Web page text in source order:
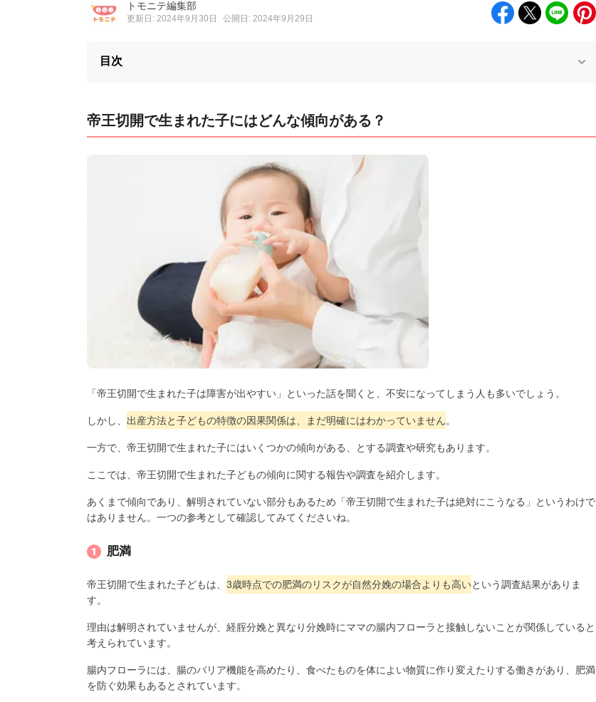
トモニテ編集部
更新日: 2024年9月30日 公開日: 2024年9月29日
目次
帝王切開で生まれた子にはどんな傾向がある？
「帝王切開で生まれた子は障害が出やすい」といった話を聞くと、不安になってしまう人も多いでしょう。
しかし、 出産方法と子どもの特徴の因果関係は、まだ明確にはわかっていません。
一方で、帝王切開で生まれた子にはいくつかの傾向がある、とする調査や研究もあります。
ここでは、帝王切開で生まれた子どもの傾向に関する報告や調査を紹介します。
あくまで傾向であり、解明されていない部分もあるため「帝王切開で生まれた子は絶対にこうなる」というわけで
はありません。一つの参考として確認してみてくださいね。
肥満
帝王切開で生まれた子どもは、 3歳時点での肥満のリスクが自然分娩の場合よりも高いという調査結果がありま
す。
理由は解明されていませんが、経腟分娩と異なり分娩時にママの腸内フローラと接触しないことが関係していると
考えられています。
腸内フローラには、腸のバリア機能を高めたり、食べたものを体によい物質に作り変えたりする働きがあり、肥満
を防ぐ効果もあるとされています。